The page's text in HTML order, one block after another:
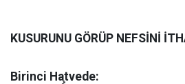
KUSURUNU GÖRÜP NEFSİNİ
Birinci Hatvede: